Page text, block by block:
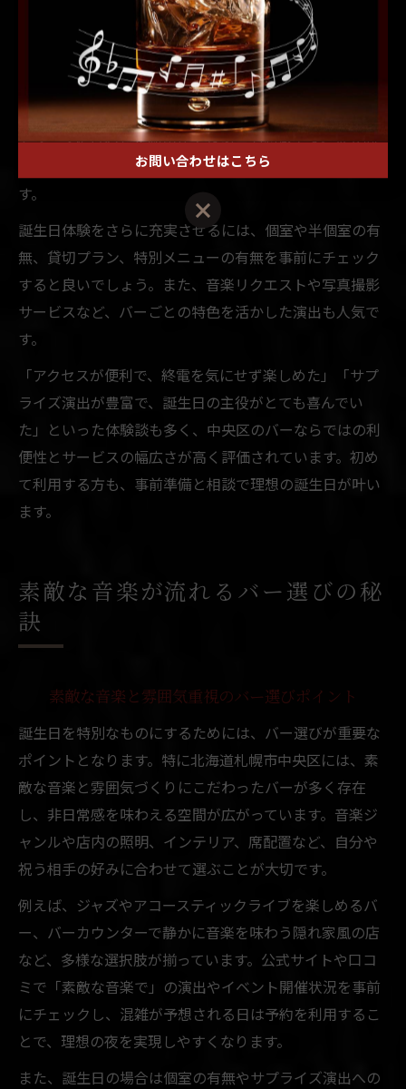
中央区のバーならではの誕生日体験ポイント
中央区のバーは、アクセスの良さや個性的なコンセプ
ト、音楽演出など、他エリアにはない体験が魅力です。
すすきの 二次会 バーやTHE BARK 年 確のように、用途
やシーンに合わせた利用ができる点も特徴です。友人同
士やカップル、仕事仲間など、幅広い層が利用できま
す。
誕生日体験をさらに充実させるには、個室や半個室の有
無、貸切プラン、特別メニューの有無を事前にチェック
すると良いでしょう。また、音楽リクエストや写真撮影
サービスなど、バーごとの特色を活かした演出も人気で
す。
「アクセスが便利で、終電を気にせず楽しめた」「サプ
ライズ演出が豊富で、誕生日の主役がとても喜んでい
た」といった体験談も多く、中央区のバーならではの利
便性とサービスの幅広さが高く評価されています。初め
て利用する方も、事前準備と相談で理想の誕生日が叶い
ます。
素敵な音楽が流れるバー選びの秘
訣
素敵な音楽と雰囲気重視のバー選びポイント
誕生日を特別なものにするためには、バー選びが重要な
ポイントとなります。特に北海道札幌市中央区には、素
敵な音楽と雰囲気づくりにこだわったバーが多く存在
し、非日常感を味わえる空間が広がっています。音楽ジ
ャンルや店内の照明、インテリア、席配置など、自分や
祝う相手の好みに合わせて選ぶことが大切です。
例えば、ジャズやアコースティックライブを楽しめるバ
ー、バーカウンターで静かに音楽を味わう隠れ家風の店
など、多様な選択肢が揃っています。公式サイトや口コ
ミで「素敵な音楽で」の演出やイベント開催状況を事前
にチェックし、混雑が予想される日は予約を利用するこ
とで、理想の夜を実現しやすくなります。
また、誕生日の場合は個室の有無やサプライズ演出への
お問い合わせはこちら